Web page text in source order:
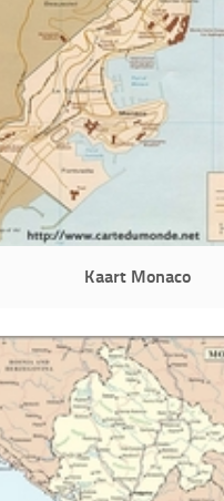
Kaart Monaco